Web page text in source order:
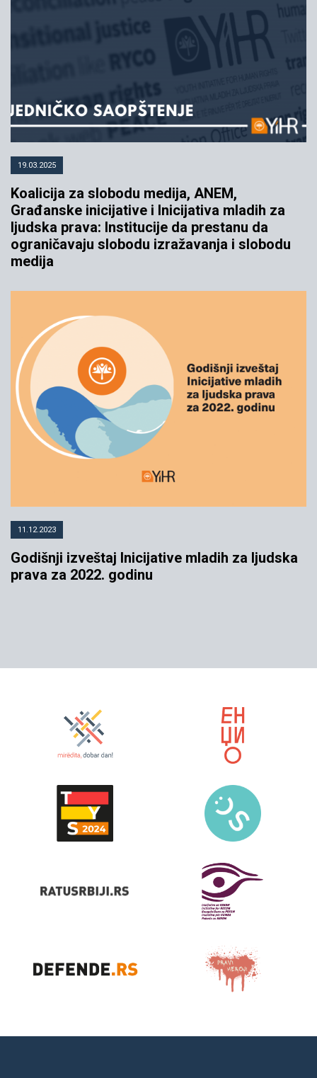
19.03.2025
Koalicija za slobodu medija, ANEM,
Građanske inicijative i Inicijativa mladih za
ljudska prava: Institucije da prestanu da
ograničavaju slobodu izražavanja i slobodu
medija
11.12.2023
Godišnji izveštaj Inicijative mladih za ljudska
prava za 2022. godinu